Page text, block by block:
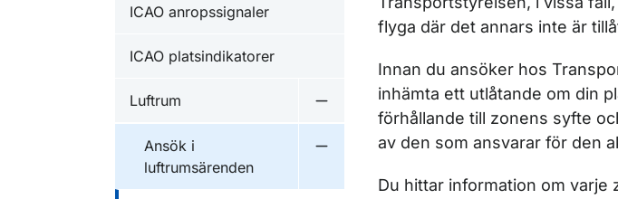
ICAO anropssignaler
ICAO platsindikatorer
Luftrum
Undermeny för Luftrum
Ansök i
luftrumsärenden
flyga där det annars inte är
Innan du ansöker hos
inhämta ett utlåtande om din
förhållande till zonens syfte
av den som ansvarar för den
Du hittar information om varje